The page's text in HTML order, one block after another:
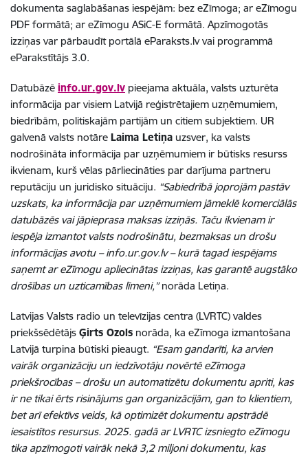
dokumenta saglabāšanas iespējām: bez eZīmoga; ar eZīmogu
PDF formātā; ar eZīmogu ASiC-E formātā. Apzīmogotās
izziņas var pārbaudīt portālā eParaksts.lv vai programmā
eParakstītājs 3.0.
Datubāzē info.ur.gov.lv pieejama aktuāla, valsts uzturēta
informācija par visiem Latvijā reģistrētajiem uzņēmumiem,
biedrībām, politiskajām partijām un citiem subjektiem. UR
galvenā valsts notāre Laima Letiņa uzsver, ka valsts
nodrošināta informācija par uzņēmumiem ir būtisks resurss
ikvienam, kurš vēlas pārliecināties par darījuma partneru
reputāciju un juridisko situāciju. “Sabiedrībā joprojām pastāv
uzskats, ka informācija par uzņēmumiem jāmeklē komerciālās
datubāzēs vai jāpieprasa maksas izziņās. Taču ikvienam ir
iespēja izmantot valsts nodrošinātu, bezmaksas un drošu
informācijas avotu – info.ur.gov.lv – kurā tagad iespējams
saņemt ar eZīmogu apliecinātas izziņas, kas garantē augstāko
drošības un uzticamības līmeni,”norāda Letiņa.
Latvijas Valsts radio un televīzijas centra (LVRTC) valdes
priekšsēdētājs Ģirts Ozols norāda, ka eZīmoga izmantošana
Latvijā turpina būtiski pieaugt. “Esam gandarīti, ka arvien
vairāk organizāciju un iedzīvotāju novērtē eZīmoga
priekšrocības – drošu un automatizētu dokumentu apriti, kas
ir ne tikai ērts risinājums gan organizācijām, gan to klientiem,
bet arī efektīvs veids, kā optimizēt dokumentu apstrādē
iesaistītos resursus. 2025. gadā ar LVRTC izsniegto eZīmogu
tika apzīmogoti vairāk nekā 3,2 miljoni dokumentu, kas